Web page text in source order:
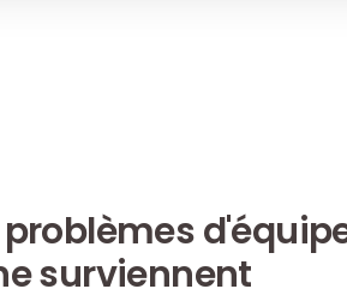
surviennent